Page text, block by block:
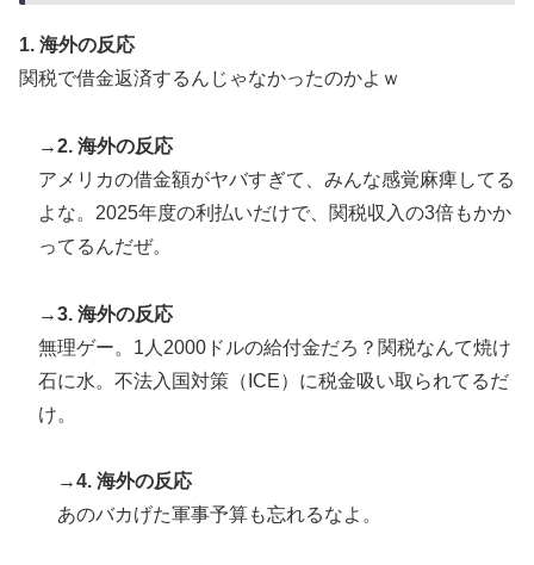
1. 海外の反応
関税で借金返済するんじゃなかったのかよｗ
→2. 海外の反応
アメリカの借金額がヤバすぎて、みんな感覚麻痺してる
よな。2025年度の利払いだけで、関税収入の3倍もかか
ってるんだぜ。
→3. 海外の反応
無理ゲー。1人2000ドルの給付金だろ？関税なんて焼け
石に水。不法入国対策（ICE）に税金吸い取られてるだ
け。
→4. 海外の反応
あのバカげた軍事予算も忘れるなよ。